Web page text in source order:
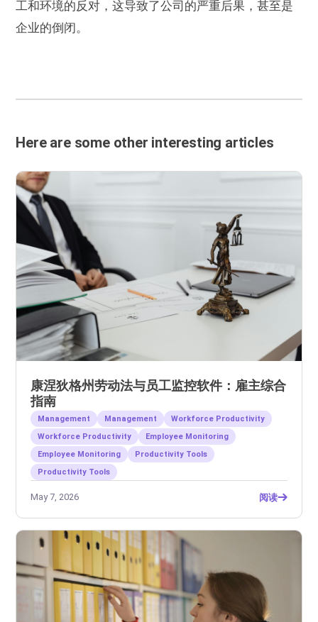
工和环境的反对，这导致了公司的严重后果，甚至是
企业的倒闭。
Here are some other interesting articles
康涅狄格州劳动法与员工监控软件：雇主综合
指南
Management Management
Workforce Productivity
Workforce Productivity
Employee Monitoring
Employee Monitoring
Productivity Tools
Productivity Tools
May 7, 2026 阅读